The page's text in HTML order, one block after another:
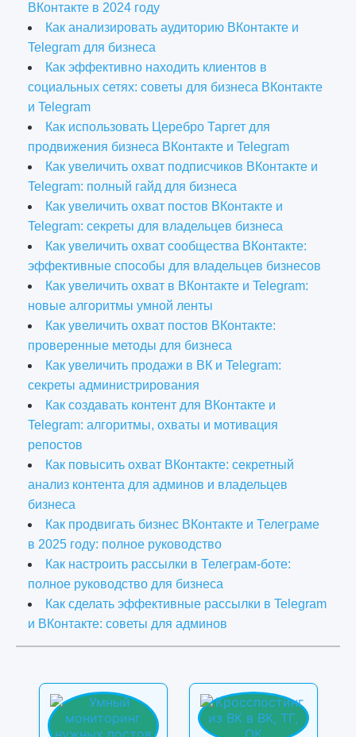
ВКонтакте в 2024 году
Как анализировать аудиторию ВКонтакте и
Telegram для бизнеса
Как эффективно находить клиентов в
социальных сетях: советы для бизнеса ВКонтакте
и Telegram
Как использовать Церебро Таргет для
продвижения бизнеса ВКонтакте и Telegram
Как увеличить охват подписчиков ВКонтакте и
Telegram: полный гайд для бизнеса
Как увеличить охват постов ВКонтакте и
Telegram: секреты для владельцев бизнеса
Как увеличить охват сообщества ВКонтакте:
эффективные способы для владельцев бизнесов
Как увеличить охват в ВКонтакте и Telegram:
новые алгоритмы умной ленты
Как увеличить охват постов ВКонтакте:
проверенные методы для бизнеса
Как увеличить продажи в ВК и Telegram:
секреты администрирования
Как создавать контент для ВКонтакте и
Telegram: алгоритмы, охваты и мотивация
репостов
Как повысить охват ВКонтакте: секретный
анализ контента для админов и владельцев
бизнеса
Как продвигать бизнес ВКонтакте и Телеграме
в 2025 году: полное руководство
Как настроить рассылки в Телеграм-боте:
полное руководство для бизнеса
Как сделать эффективные рассылки в Telegram
и ВКонтакте: советы для админов